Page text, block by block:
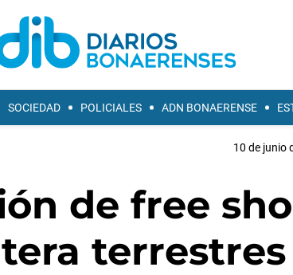
SOCIEDAD POLICIALES ADN BONAERENSE
10 de junio
de free
terrestres